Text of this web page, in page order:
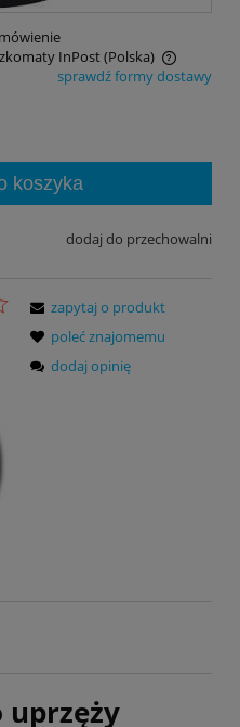
InPost(Polska)
kosztów płatności
sprawdź formy dostawy
koszyka
dodaj do przechowalni
zapytaj o produkt
poleć znajomemu
dodaj opinię
uprzęży